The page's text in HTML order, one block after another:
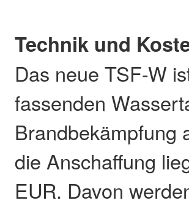
Technik und
Das neue TSF-W
fassenden
Brandbekämpfung
die Anschaffung
EUR. Davon